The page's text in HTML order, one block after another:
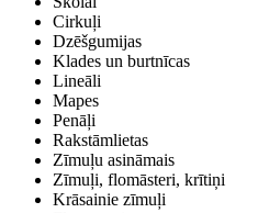
Cirkuļi
Dzēšgumijas
Klades un burtnīcas
Lineāli
Mapes
Penāļi
Rakstāmlietas
Zīmuļu asināmais
Zīmuļi, flomāsteri, krītiņi
Krāsainie zīmuļi